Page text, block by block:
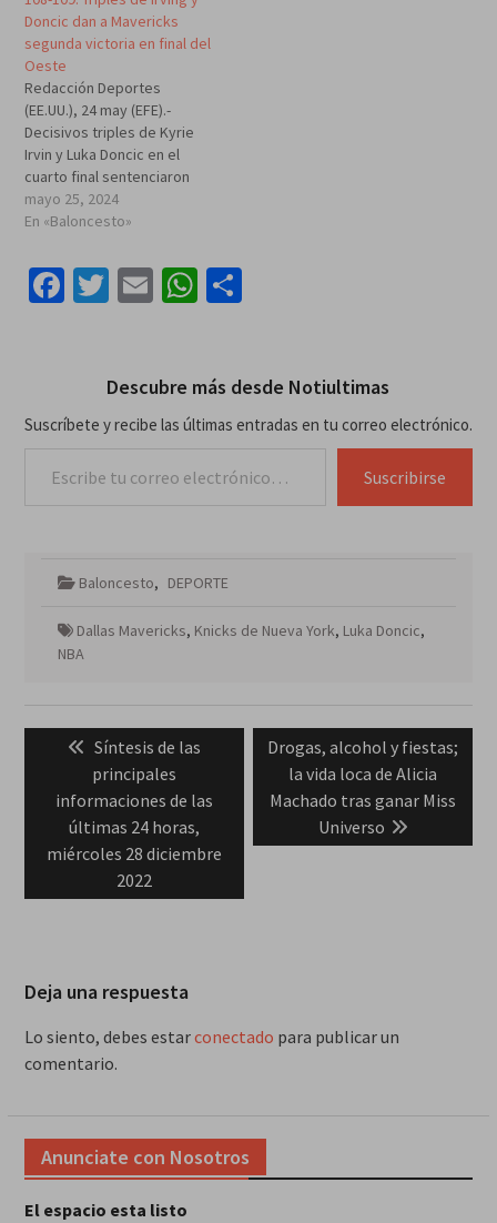
Mavericks cayeron por 120-
126 frente a los Oklahoma
Thunder. El de…
Doncic dan a Mavericks
segunda victoria en final del
Oeste
Redacción Deportes
(EE.UU.), 24 may (EFE).-
Decisivos triples de Kyrie
Irvin y Luka Doncic en el
cuarto final sentenciaron
este viernes en Miinneapolis
una ajustada victoria por
Mavericks, la segunda en la
final de la Conferencia
Oeste de la NBA. Doncic
mayo 25, 2024
En «Baloncesto»
Facebook
Twitter
EmailWhatsApp
Compartir
Descubre más desde Notiultimas
Suscríbete y recibe las últimas entradas en tu correo electrónico.
Suscribirse
Baloncesto, DEPORTE
Dallas Mavericks, Knicks de Nueva York, Luka Doncic,
NBA
entradas
Previous
post:
Síntesis de las
principales
informaciones de las
últimas 24 horas,
miércoles 28 diciembre
2022
Next
post:
Drogas, alcohol y fiestas;
la vida loca de Alicia
Machado tras ganar Miss
Universo
Deja una respuesta
Lo siento, debes estarconectado para publicar un
comentario.
Anunciate con Nosotros
El espacio esta listo